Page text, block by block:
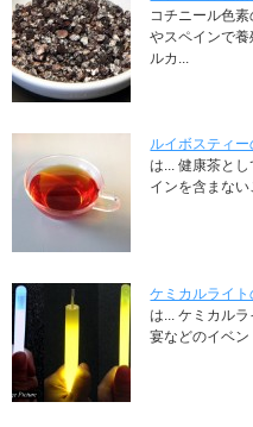
コチニール色
やスペインで
ルカ...
ルイボスティ
は... 健康茶と
インを含まな
ケミカルライ
は... ケミカル
宴などのイベ